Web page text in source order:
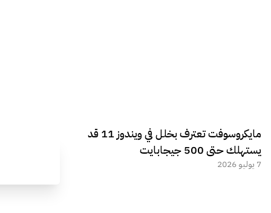
مايكروسوفت تعترف بخلل في ويندوز 11 قد
يستهلك حتى 500 جيجابايت
7 يوليو 2026